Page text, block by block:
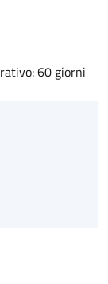
60 giorni